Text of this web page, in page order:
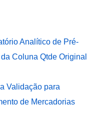
Analítico de Pré-
Coluna Qtde Original
Validação para
de Mercadorias